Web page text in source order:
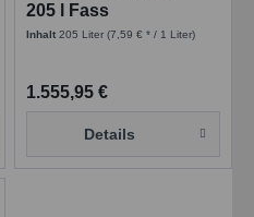
205 l Fass
Inhalt205 Liter(7,59 € * / 1 Liter)
1.555,95 €
Details